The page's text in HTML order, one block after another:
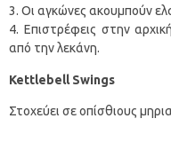
Οι αγκώνες ακουμπούν
Επιστρέφεις στην
από την λεκάνη.
Kettlebell Swings
Στοχεύει σε οπίσθιους